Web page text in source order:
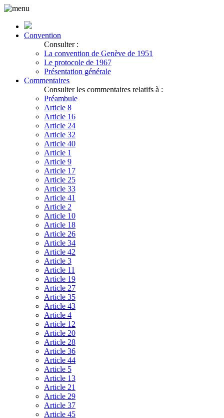
Convention
Consulter :
La convention de Genève de 1951
Le protocole de 1967
Présentation générale
Commentaires
Consulter les commentaires relatifs à :
Préambule
Article 8
Article 16
Article 24
Article 32
Article 40
Article 1
Article 9
Article 17
Article 25
Article 33
Article 41
Article 2
Article 10
Article 18
Article 26
Article 34
Article 42
Article 3
Article 11
Article 19
Article 27
Article 35
Article 43
Article 4
Article 12
Article 20
Article 28
Article 36
Article 44
Article 5
Article 13
Article 21
Article 29
Article 37
Article 45